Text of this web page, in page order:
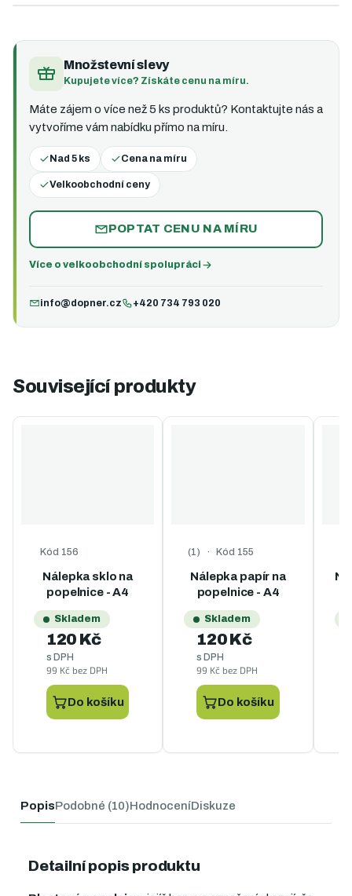
Množstevní slevy
Kupujete více? Získáte cenu na míru.
Máte zájem o více než 5 ks produktů? Kontaktujte nás a
vytvoříme vám nabídku přímo na míru.
Nad 5 ks Cena na míru
Velkoobchodní ceny
POPTAT CENU NA MÍRU
Více o velkoobchodní spolupráci
info@dopner.cz +420 734 793 020
Související produkty
Nálepka sklo na
popelnice - A4
Skladem
Kód 156
99 Kč bez DPH
120 Kč
s DPH
Do košíku
Nálepka papír na
popelnice - A4
Skladem
Průměrné hodnocení produktu
Kód 155
99 Kč bez DPH
120 Kč
s DPH
Do košíku
PopisPodobné (10)HodnoceníDiskuze
Detailní popis produktu